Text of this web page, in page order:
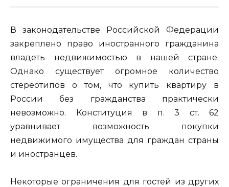
В законодательстве Российской Федерации
закреплено право иностранного гражданина
владеть недвижимостью в нашей стране.
Однако существует огромное количество
стереотипов о том, что купить квартиру в
России без гражданства практически
невозможно. Конституция в п. 3 ст. 62
уравнивает возможность покупки
недвижимого имущества для граждан страны
и иностранцев.
Некоторые ограничения для гостей из других